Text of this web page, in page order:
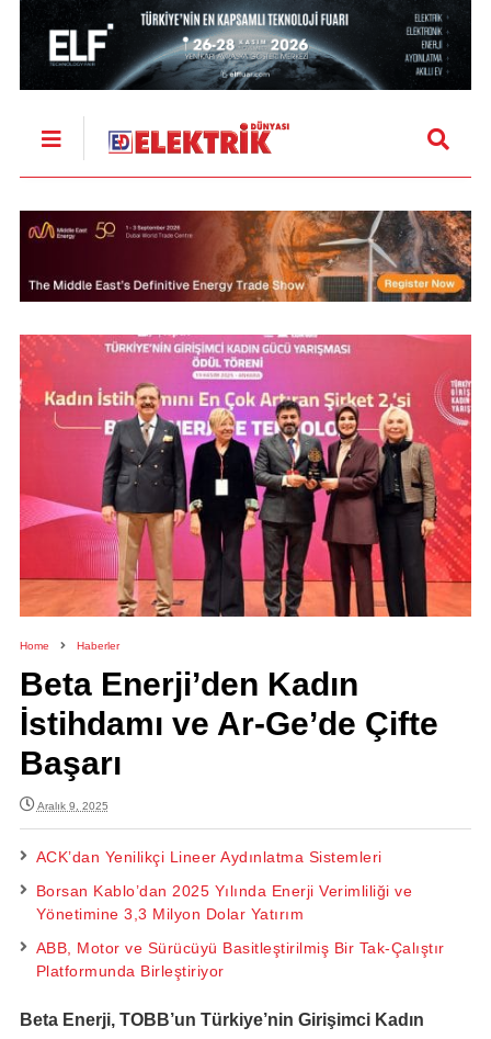
Home Haberler
Beta Enerji’den Kadın
İstihdamı ve Ar-Ge’de Çifte
Başarı
Aralık 9, 2025
ACK’dan Yenilikçi Lineer Aydınlatma Sistemleri
Borsan Kablo’dan 2025 Yılında Enerji Verimliliği ve
Yönetimine 3,3 Milyon Dolar Yatırım
ABB, Motor ve Sürücüyü Basitleştirilmiş Bir Tak-Çalıştır
Platformunda Birleştiriyor
Beta Enerji, TOBB’un Türkiye’nin Girişimci Kadın